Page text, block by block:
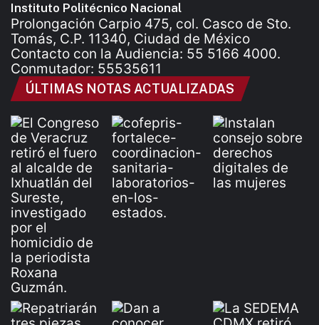
Instituto Politécnico Nacional
Prolongación Carpio 475, col. Casco de Sto.
Tomás, C.P. 11340, Ciudad de México
Contacto con la Audiencia: 55 5166 4000.
Conmutador: 55535611
ÚLTIMAS NOTAS ACTUALIZADAS